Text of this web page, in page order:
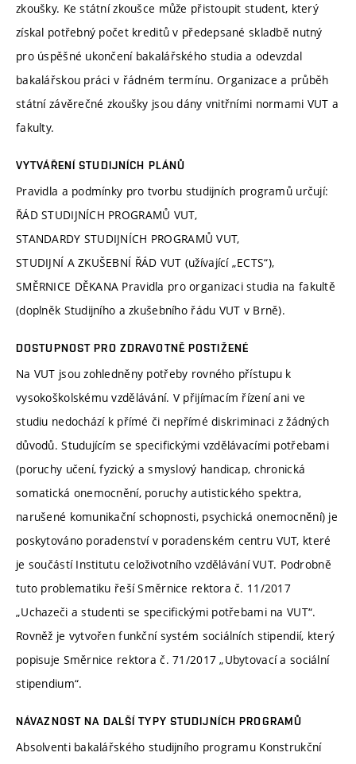
zkoušky. Ke státní zkoušce může přistoupit student, který
získal potřebný počet kreditů v předepsané skladbě nutný
pro úspěšné ukončení bakalářského studia a odevzdal
bakalářskou práci v řádném termínu. Organizace a průběh
státní závěrečné zkoušky jsou dány vnitřními normami VUT a
fakulty.
VYTVÁŘENÍ STUDIJNÍCH PLÁNŮ
Pravidla a podmínky pro tvorbu studijních programů určují:
ŘÁD STUDIJNÍCH PROGRAMŮ VUT,
STANDARDY STUDIJNÍCH PROGRAMŮ VUT,
STUDIJNÍ A ZKUŠEBNÍ ŘÁD VUT (užívající „ECTS“),
SMĚRNICE DĚKANA Pravidla pro organizaci studia na fakultě
(doplněk Studijního a zkušebního řádu VUT v Brně).
DOSTUPNOST PRO ZDRAVOTNĚ POSTIŽENÉ
Na VUT jsou zohledněny potřeby rovného přístupu k
vysokoškolskému vzdělávání. V přijímacím řízení ani ve
studiu nedochází k přímé či nepřímé diskriminaci z žádných
důvodů. Studujícím se specifickými vzdělávacími potřebami
(poruchy učení, fyzický a smyslový handicap, chronická
somatická onemocnění, poruchy autistického spektra,
narušené komunikační schopnosti, psychická onemocnění) je
poskytováno poradenství v poradenském centru VUT, které
je součástí Institutu celoživotního vzdělávání VUT. Podrobně
tuto problematiku řeší Směrnice rektora č. 11/2017
„Uchazeči a studenti se specifickými potřebami na VUT“.
Rovněž je vytvořen funkční systém sociálních stipendií, který
popisuje Směrnice rektora č. 71/2017 „Ubytovací a sociální
stipendium“.
NÁVAZNOST NA DALŠÍ TYPY STUDIJNÍCH PROGRAMŮ
Absolventi bakalářského studijního programu Konstrukční